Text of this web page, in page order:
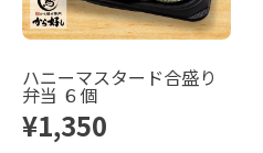
ハニーマスタード合盛り
弁当 ６個
¥1,350